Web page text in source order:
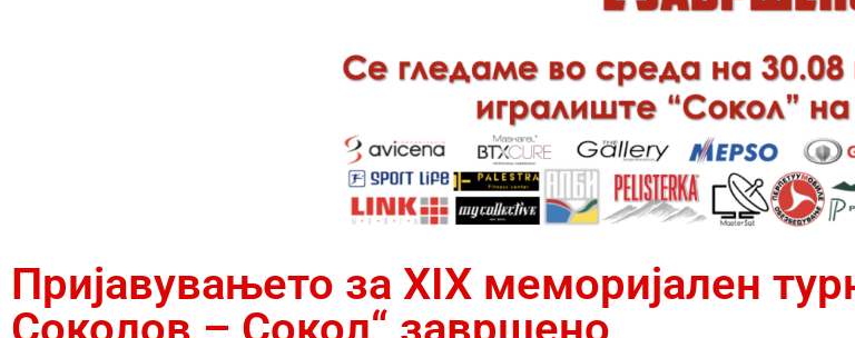
Пријавувањето за XIX меморијален